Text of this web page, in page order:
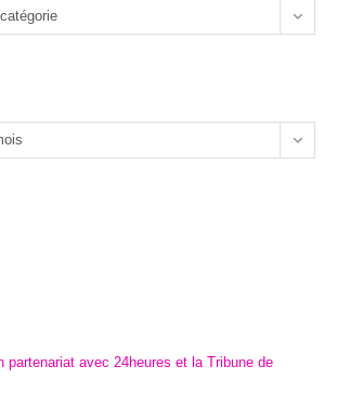
partenariat avec 24heures et la Tribune de